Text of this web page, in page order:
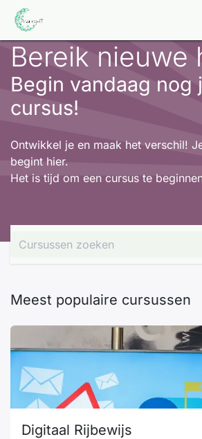
Overslaan naar inhoud
Bereik nieuwe
Begin vandaag nog
cursus!
Ontwikkel je en maak het verschil!
begint hier.
Het is tijd om een cursus te
Meest populaire cursussen
Digitaal Rijbewijs